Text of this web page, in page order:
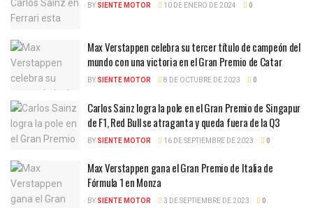
BY SIENTE MOTOR 10 DE ENERO DE 2024 0
Max Verstappen celebra su tercer título de campeón del
mundo con una victoria en el Gran Premio de Catar
BY SIENTE MOTOR 8 DE OCTUBRE DE 2023 0
Carlos Sainz logra la pole en el Gran Premio de Singapur
de F1, Red Bull se atraganta y queda fuera de la Q3
BY SIENTE MOTOR 16 DE SEPTIEMBRE DE 2023 0
Max Verstappen gana el Gran Premio de Italia de
Fórmula 1 en Monza
BY SIENTE MOTOR 3 DE SEPTIEMBRE DE 2023 0